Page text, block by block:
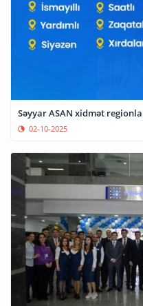
Səyyar ASAN xidmət
02-10-2025